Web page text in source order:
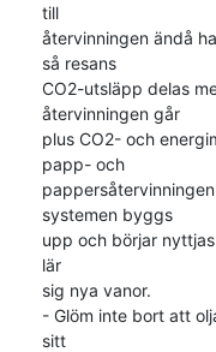
till
återvinningen ändå
så resans
CO2-utsläpp delas
återvinningen går
plus CO2- och
papp- och
systemen byggs
upp och börjar
lär
sig nya vanor.
- Glöm inte bort att
sitt